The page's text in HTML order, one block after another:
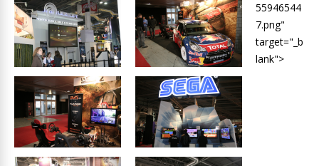
55946544
7.png"
target="_b
lank">